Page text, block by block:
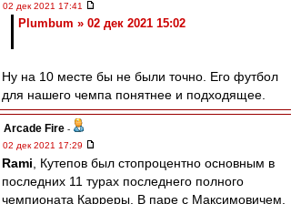
02 дек 2021 17:41
Plumbum » 02 дек 2021 15:02
Ну на 10 месте бы не были точно. Его футбол
для нашего чемпа понятнее и подходящее.
Arcade Fire -
02 дек 2021 17:29
Rami , Кутепов был стопроцентно основным в
последних 11 турах последнего полного
чемпионата Карреры. В паре с Максимовичем.